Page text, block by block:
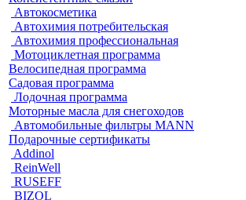
Автокосметика
Автохимия потребительская
Автохимия профессиональная
Мотоциклетная программа
Велосипедная программа
Садовая программа
Лодочная программа
Моторные масла для снегоходов
Автомобильные фильтры MANN
Подарочные сертификаты
Addinol
ReinWell
RUSEFF
BIZOL